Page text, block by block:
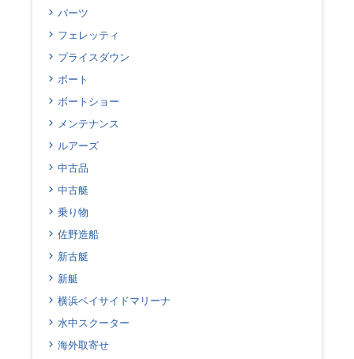
パーツ
フェレッティ
プライスダウン
ボート
ボートショー
メンテナンス
ルアーズ
中古品
中古艇
乗り物
佐野造船
新古艇
新艇
横浜ベイサイドマリーナ
水中スクーター
海外取寄せ